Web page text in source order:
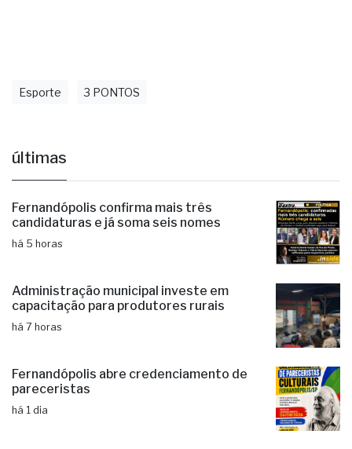
Esporte 3 PONTOS
últimas
Fernandópolis confirma mais três
candidaturas e já soma seis nomes
há 5 horas
Administração municipal investe em
capacitação para produtores rurais
há 7 horas
Fernandópolis abre credenciamento de
pareceristas
há 1 dia